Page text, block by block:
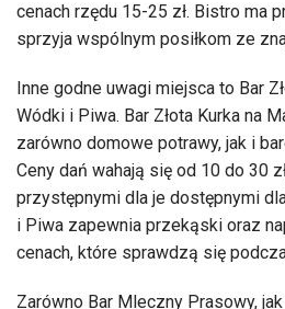
cenach rzędu 15-25 zł. Bistro ma
sprzyja wspólnym posiłkom ze
Inne godne uwagi miejsca to Bar
Wódki i Piwa. Bar Złota Kurka na
zarówno domowe potrawy, jak i
Ceny dań wahają się od 10 do 30
przystępnymi dla je dostępnymi
i Piwa zapewnia przekąski oraz
cenach, które sprawdzą się
Zarówno Bar Mleczny Prasowy,